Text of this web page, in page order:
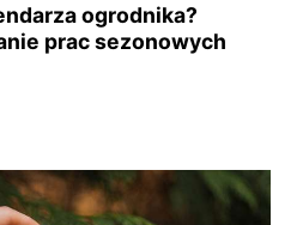
ogrodnika?
prac sezonowych